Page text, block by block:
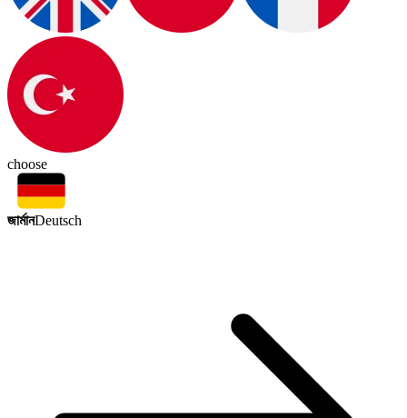
choose
জার্মানDeutsch